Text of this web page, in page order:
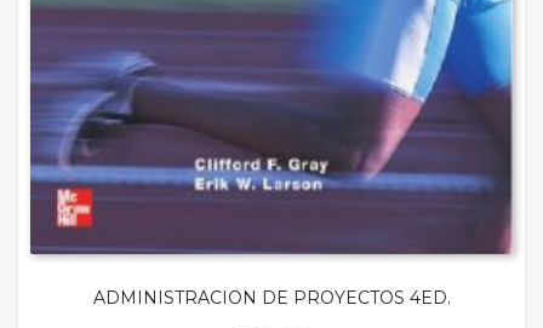
ADMINISTRACION DE PROYECTOS 4ED.